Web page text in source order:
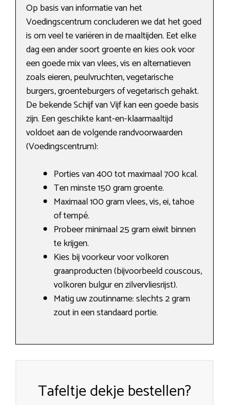
Op basis van informatie van het
Voedingscentrum concluderen we dat het goed
is om veel te variëren in de maaltijden. Eet elke
dag een ander soort groente en kies ook voor
een goede mix van vlees, vis en alternatieven
zoals eieren, peulvruchten, vegetarische
burgers, groenteburgers of vegetarisch gehakt.
De bekende Schijf van Vijf kan een goede basis
zijn. Een geschikte kant-en-klaarmaaltijd
voldoet aan de volgende randvoorwaarden
(Voedingscentrum):
Porties van 400 tot maximaal 700 kcal.
Ten minste 150 gram groente.
Maximaal 100 gram vlees, vis, ei, tahoe
of tempé.
Probeer minimaal 25 gram eiwit binnen
te krijgen.
Kies bij voorkeur voor volkoren
graanproducten (bijvoorbeeld couscous,
volkoren bulgur en zilvervliesrijst).
Matig uw zoutinname: slechts 2 gram
zout in een standaard portie.
Tafeltje dekje bestellen?